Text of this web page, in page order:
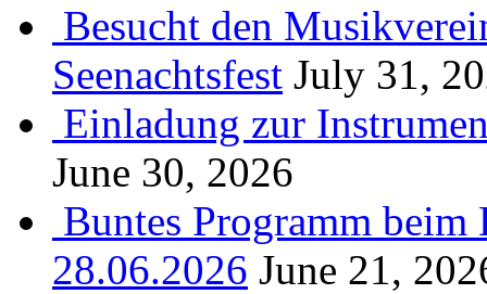
Besucht den
Seenachtsfest July 31,
Einladung zur
June 30, 2026
Buntes Programm
28.06.2026 June 21,